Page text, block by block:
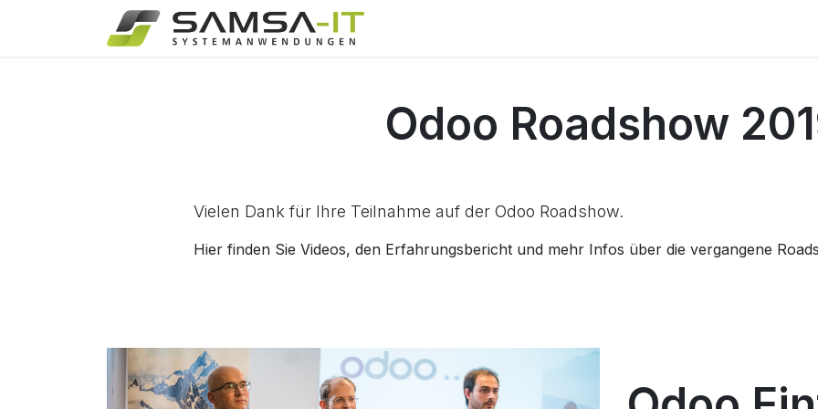
Zum Inhalt springen
Odoo Roadshow
Vielen Dank für Ihre Teilnahme auf der Odoo Roadshow.
Hier finden Sie Videos, den Erfahrungsbericht und mehr Infos über die vergangene